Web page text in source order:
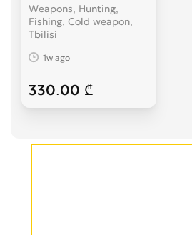
Weapons, Hunting,
Fishing, Cold weapon
Tbilisi
1w ago
330.00 ₾